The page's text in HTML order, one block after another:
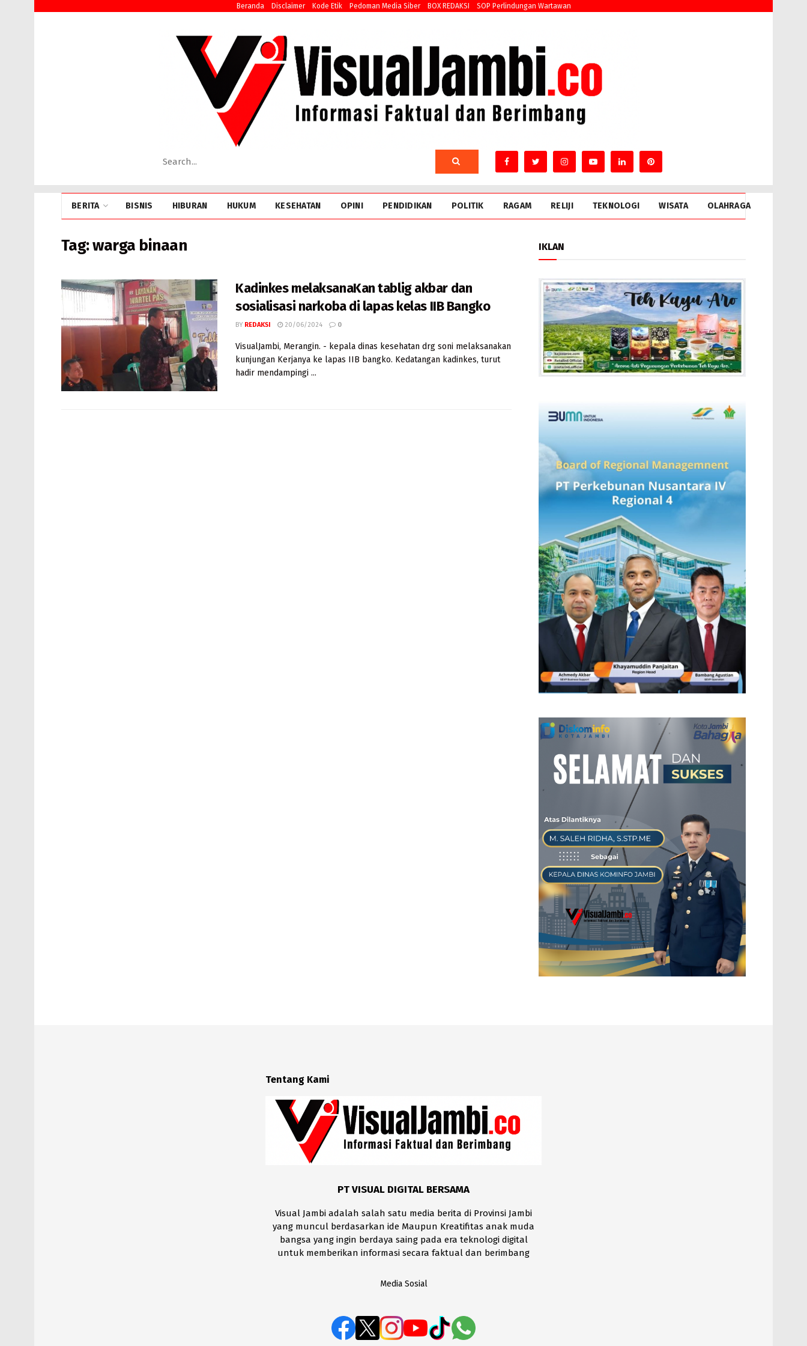
Beranda Disclaimer Kode Etik Pedoman Media Siber BOX REDAKSI SOP Perlindungan Wartawan
BERITA BISNIS HIBURAN HUKUM KESEHATAN OPINI PENDIDIKAN POLITIK RAGAM RELIJI TEKNOLOGI WISATA OLAHRAGA
Tag:warga binaan
Kadinkes melaksanaKan tablig akbar dan
sosialisasi narkoba di lapas kelas IIB Bangko
BY REDAKSI 20/06/2024 0
VisualJambi, Merangin. - kepala dinas kesehatan drg soni melaksanakan
kunjungan Kerjanya ke lapas IIB bangko. Kedatangan kadinkes, turut
hadir mendampingi ...
IKLAN
Tentang Kami
PT VISUAL DIGITAL BERSAMA
Visual Jambi adalah salah satu media berita di Provinsi Jambi
yang muncul berdasarkan ide Maupun Kreatifitas anak muda
bangsa yang ingin berdaya saing pada era teknologi digital
untuk memberikan informasi secara faktual dan berimbang
Media Sosial